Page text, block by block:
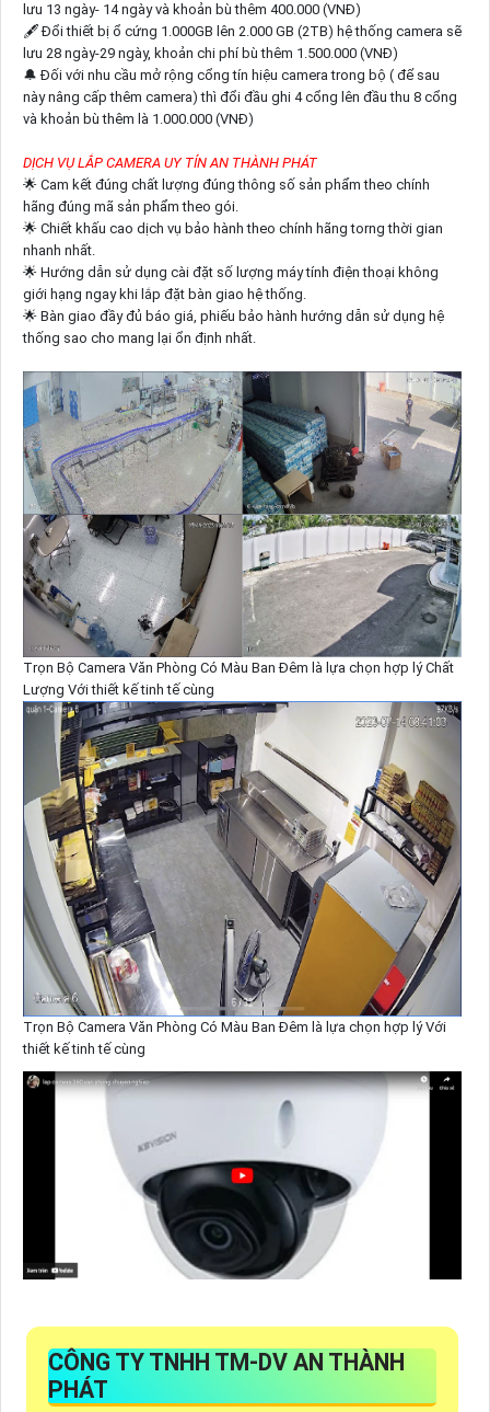
lưu 13 ngày- 14 ngày và khoản bù thêm 400.000 (VNĐ)
🖋 Đổi thiết bị ổ cứng 1.000GB lên 2.000 GB (2TB) hệ thống camera sẽ
lưu 28 ngày-29 ngày, khoản chi phí bù thêm 1.500.000 (VNĐ)
🔔 Đối với nhu cầu mở rộng cổng tín hiệu camera trong bộ ( để sau
này nâng cấp thêm camera) thì đổi đầu ghi 4 cổng lên đầu thu 8 cổng
và khoản bù thêm là 1.000.000 (VNĐ)
DỊCH VỤ LẮP CAMERA UY TÍN AN THÀNH PHÁT
🌟 Cam kết đúng chất lượng đúng thông số sản phẩm theo chính
hãng đúng mã sản phẩm theo gói.
🌟 Chiết khấu cao dịch vụ bảo hành theo chính hãng torng thời gian
nhanh nhất.
🌟 Hướng dẫn sử dụng cài đặt số lượng máy tính điện thoại không
giới hạng ngay khi lắp đặt bàn giao hệ thống.
🌟 Bàn giao đầy đủ báo giá, phiếu bảo hành hướng dẫn sử dụng hệ
thống sao cho mang lại ổn định nhất.
Trọn Bộ Camera Văn Phòng Có Màu Ban Đêm là lựa chọn hợp lý Chất
Lượng Với thiết kế tinh tế cùng
Trọn Bộ Camera Văn Phòng Có Màu Ban Đêm là lựa chọn hợp lý Với
thiết kế tinh tế cùng
CÔNG TY TNHH TM-DV AN THÀNH
PHÁT